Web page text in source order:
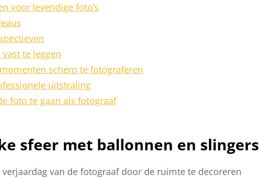
voor levendige foto’s
te leggen
scherp te fotograferen
uitstraling
foto te gaan als fotograaf
sfeer met ballonnen en slingers
van de fotograaf door de ruimte te decoreren